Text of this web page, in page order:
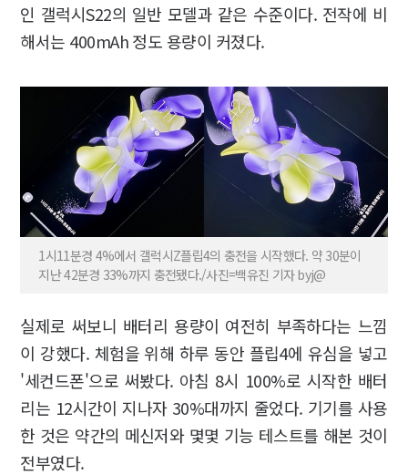
인 갤럭시S22의 일반 모델과 같은 수준이다. 전작에 비
해서는 400mAh 정도 용량이 커졌다.
1시11분경 4%에서 갤럭시Z플립4의 충전을 시작했다. 약 30분이
지난 42분경 33%까지 충전됐다./사진=백유진 기자 byj@
실제로 써보니 배터리 용량이 여전히 부족하다는 느낌
이 강했다. 체험을 위해 하루 동안 플립4에 유심을 넣고
'세컨드폰'으로 써봤다. 아침 8시 100%로 시작한 배터
리는 12시간이 지나자 30%대까지 줄었다. 기기를 사용
한 것은 약간의 메신저와 몇몇 기능 테스트를 해본 것이
전부였다.